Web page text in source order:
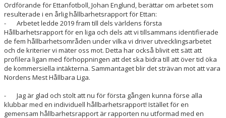
Ordförande för Ettanfotboll, Johan Englund, berättar om arbetet som
resulterade i en årlig hållbarhetsrapport för Ettan:
- Arbetet ledde 2019 fram till dels världens första
Hållbarhetsrapport för en liga och dels att vi tillsammans identifierade
de fem hållbarhetsområden under vilka vi driver utvecklingsarbetet
och de kriterier vi mäter oss mot. Detta har också blivit ett sätt att
profilera ligan med förhoppningen att det ska bidra till att över tid öka
de kommersiella intäkterna. Sammantaget blir det strävan mot att vara
Nordens Mest Hållbara Liga.
- Jag är glad och stolt att nu för första gången kunna förse alla
klubbar med en individuell hållbarhetsrapport! Istället för en
gemensam hållbarhetsrapport är rapporten nu utformad med en